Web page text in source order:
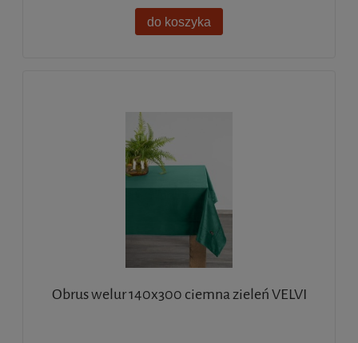
do koszyka
Obrus welur 140x300 ciemna zieleń VELVI